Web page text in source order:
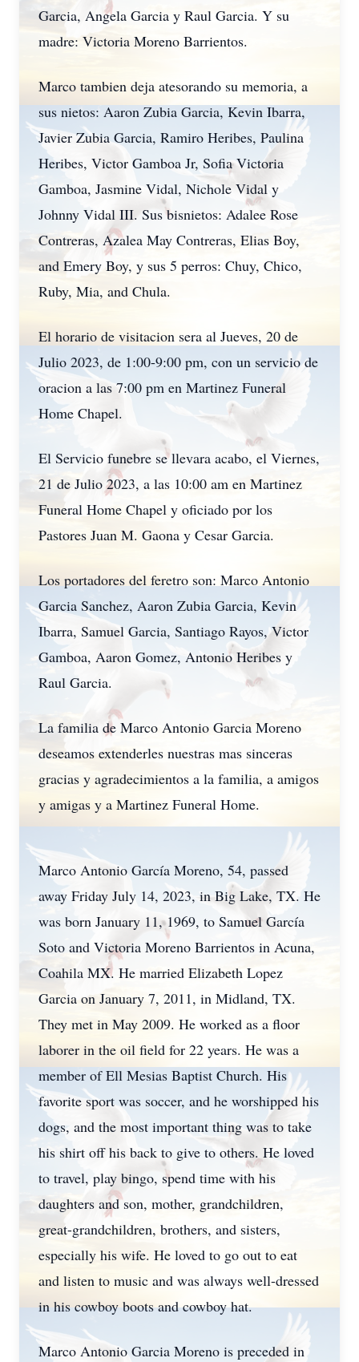
Garcia, Angela Garcia y Raul Garcia. Y su
madre: Victoria Moreno Barrientos.
Marco tambien deja atesorando su memoria, a
sus nietos: Aaron Zubia Garcia, Kevin Ibarra,
Javier Zubia Garcia, Ramiro Heribes, Paulina
Heribes, Victor Gamboa Jr, Sofia Victoria
Gamboa, Jasmine Vidal, Nichole Vidal y
Johnny Vidal III. Sus bisnietos: Adalee Rose
Contreras, Azalea May Contreras, Elias Boy,
and Emery Boy, y sus 5 perros: Chuy, Chico,
Ruby, Mia, and Chula.
El horario de visitacion sera al Jueves, 20 de
Julio 2023, de 1:00-9:00 pm, con un servicio de
oracion a las 7:00 pm en Martinez Funeral
Home Chapel.
El Servicio funebre se llevara acabo, el Viernes,
21 de Julio 2023, a las 10:00 am en Martinez
Funeral Home Chapel y oficiado por los
Pastores Juan M. Gaona y Cesar Garcia.
Los portadores del feretro son: Marco Antonio
Garcia Sanchez, Aaron Zubia Garcia, Kevin
Ibarra, Samuel Garcia, Santiago Rayos, Victor
Gamboa, Aaron Gomez, Antonio Heribes y
Raul Garcia.
La familia de Marco Antonio Garcia Moreno
deseamos extenderles nuestras mas sinceras
gracias y agradecimientos a la familia, a amigos
y amigas y a Martinez Funeral Home.
Marco Antonio García Moreno, 54, passed
away Friday July 14, 2023, in Big Lake, TX. He
was born January 11, 1969, to Samuel García
Soto and Victoria Moreno Barrientos in Acuna,
Coahila MX. He married Elizabeth Lopez
Garcia on January 7, 2011, in Midland, TX.
They met in May 2009. He worked as a floor
laborer in the oil field for 22 years. He was a
member of Ell Mesias Baptist Church. His
favorite sport was soccer, and he worshipped his
dogs, and the most important thing was to take
his shirt off his back to give to others. He loved
to travel, play bingo, spend time with his
daughters and son, mother, grandchildren,
great-grandchildren, brothers, and sisters,
especially his wife. He loved to go out to eat
and listen to music and was always well-dressed
in his cowboy boots and cowboy hat.
Marco Antonio Garcia Moreno is preceded in